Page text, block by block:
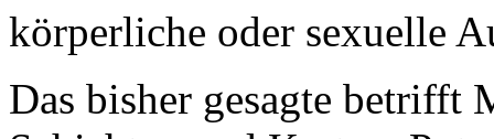
körperliche oder sexuelle
Das bisher gesagte betrifft